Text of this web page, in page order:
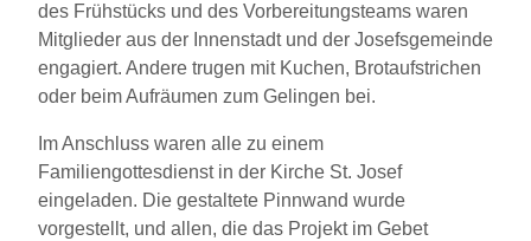
des Frühstücks und des Vorbereitungsteams waren
Mitglieder aus der Innenstadt und der Josefsgemeinde
engagiert. Andere trugen mit Kuchen, Brotaufstrichen
oder beim Aufräumen zum Gelingen bei.
Im Anschluss waren alle zu einem
Familiengottesdienst in der Kirche St. Josef
eingeladen. Die gestaltete Pinnwand wurde
vorgestellt, und allen, die das Projekt im Gebet